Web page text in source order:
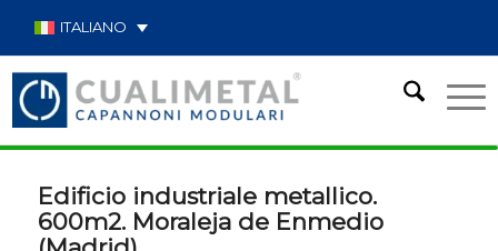
ITALIANO
Edificio industriale metallico.
600m2. Moraleja de Enmedio